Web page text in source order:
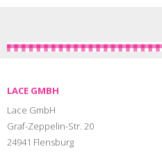
LACE GMBH
Lace GmbH
Graf-Zeppelin-Str. 20
24941 Flensburg